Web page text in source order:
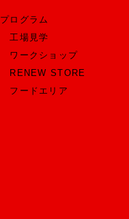
プログラム
工場見学
ワークショップ
RENEW STORE
フードエリア